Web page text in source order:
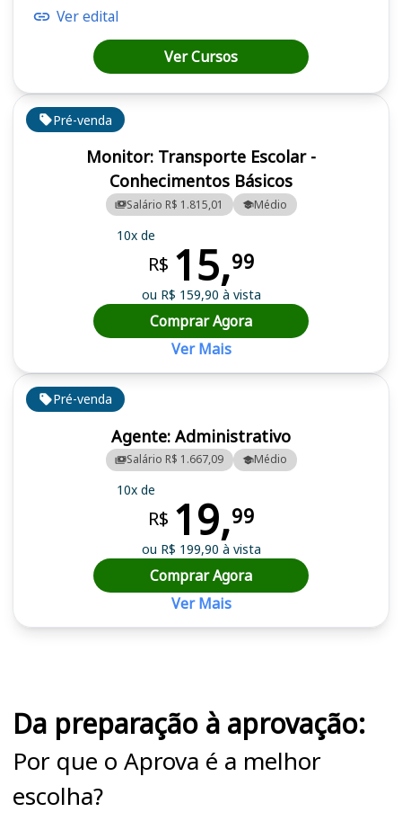
Pré-venda
Agente: Administrativo
Salário R$ 1.667,09 Médio
10x de
R$ 19,99
ou R$ 199,90 à vista
Comprar Agora
Ver Mais
Pré-venda
Monitor: Transporte Escolar -
Conhecimentos Básicos
Salário R$ 1.815,01 Médio
10x de
R$ 15,99
ou R$ 159,90 à vista
Comprar Agora
Ver Mais
Ver edital
Ver Cursos
Da preparação à aprovação:
Por que o Aprova é a melhor
escolha?